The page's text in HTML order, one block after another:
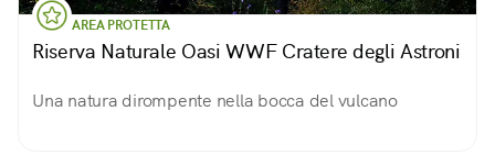
AREA PROTETTA
Riserva Naturale Oasi WWF Cratere degli Astroni
Una natura dirompente nella bocca del vulcano